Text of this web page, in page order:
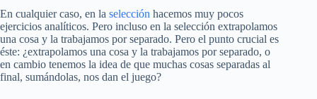
En cualquier caso, en la selección hacemos muy pocos
ejercicios analíticos. Pero incluso en la selección extrapolamos
una cosa y la trabajamos por separado. Pero el punto crucial es
éste: ¿extrapolamos una cosa y la trabajamos por separado, o
en cambio tenemos la idea de que muchas cosas separadas al
final, sumándolas, nos dan el juego?